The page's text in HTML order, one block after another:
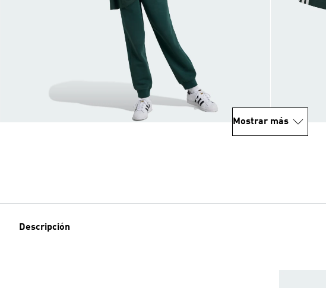
Mostrar más
Descripción